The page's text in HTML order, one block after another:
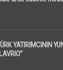
YATIRIMCININ